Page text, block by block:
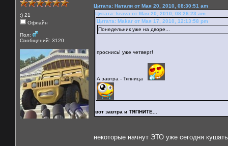
:) 21
Офлайн
Пол:
Сообщений: 3120
Цитата: Натали от Мая 20, 2010, 08:30:51 am
Цитата: krava от Мая 20, 2010, 08:26:23 am
Цитата: Makar от Мая 17, 2010, 12:13:58 pm
Понедельник уже на дворе...
проснись! уже четверг!
А завтра - Тяпница
вот завтра и ТЯПНИТЕ...
некоторые начнут ЭТО уже сегодня